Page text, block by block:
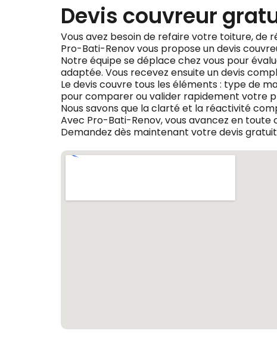
Devis couvreur
Vous avez besoin de refaire votre toiture, de
Pro-Bati-Renov vous propose un devis
Notre équipe se déplace chez vous pour
adaptée. Vous recevez ensuite un devis
Le devis couvre tous les éléments : type de
pour comparer ou valider rapidement votre
Nous savons que la clarté et la réactivité
Avec Pro-Bati-Renov, vous avancez en toute
Demandez dès maintenant votre devis